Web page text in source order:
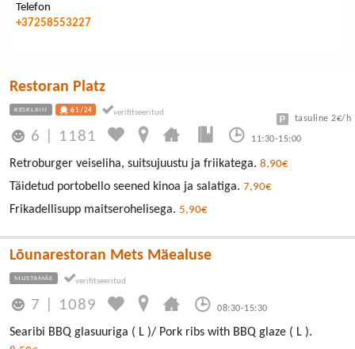
Telefon
+37258553227
Restoran Platz
KESKLINN 61/24
6 1181 11:30-15:00
tasuline 2€/h
Retroburger veiseliha, suitsujuustu ja friikatega. 8,90€
Täidetud portobello seened kinoa ja salatiga. 7,90€
Frikadellisupp maitserohelisega. 5,90€
Lõunarestoran Mets Mäealuse
MUSTAMÄE
7 1089 08:30-15:30
Searibi BBQ glasuuriga ( L )/ Pork ribs with BBQ glaze ( L ).